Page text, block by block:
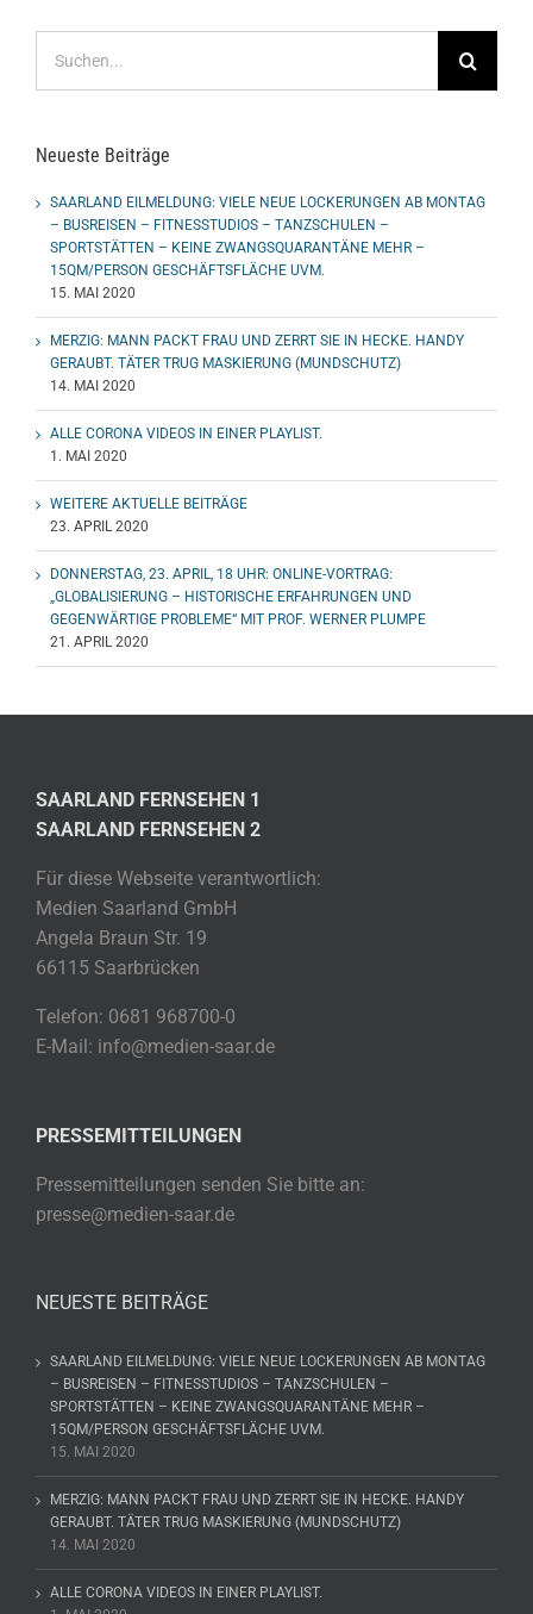
nach:
Neueste Beiträge
SAARLAND EILMELDUNG: VIELE NEUE LOCKERUNGEN AB MONTAG
– BUSREISEN – FITNESSTUDIOS – TANZSCHULEN –
SPORTSTÄTTEN – KEINE ZWANGSQUARANTÄNE MEHR –
15QM/PERSON GESCHÄFTSFLÄCHE UVM.
15. MAI 2020
MERZIG: MANN PACKT FRAU UND ZERRT SIE IN HECKE. HANDY
GERAUBT. TÄTER TRUG MASKIERUNG (MUNDSCHUTZ)
14. MAI 2020
ALLE CORONA VIDEOS IN EINER PLAYLIST.
1. MAI 2020
WEITERE AKTUELLE BEITRÄGE
23. APRIL 2020
DONNERSTAG, 23. APRIL, 18 UHR: ONLINE-VORTRAG:
„GLOBALISIERUNG – HISTORISCHE ERFAHRUNGEN UND
GEGENWÄRTIGE PROBLEME“ MIT PROF. WERNER PLUMPE
21. APRIL 2020
SAARLAND FERNSEHEN 1
SAARLAND FERNSEHEN 2
Für diese Webseite verantwortlich:
Medien Saarland GmbH
Angela Braun Str. 19
66115 Saarbrücken
Telefon: 0681 968700-0
E-Mail: info@medien-saar.de
PRESSEMITTEILUNGEN
Pressemitteilungen senden Sie bitte an:
presse@medien-saar.de
NEUESTE BEITRÄGE
SAARLAND EILMELDUNG: VIELE NEUE LOCKERUNGEN AB MONTAG
– BUSREISEN – FITNESSTUDIOS – TANZSCHULEN –
SPORTSTÄTTEN – KEINE ZWANGSQUARANTÄNE MEHR –
15QM/PERSON GESCHÄFTSFLÄCHE UVM.
15. MAI 2020
MERZIG: MANN PACKT FRAU UND ZERRT SIE IN HECKE. HANDY
GERAUBT. TÄTER TRUG MASKIERUNG (MUNDSCHUTZ)
14. MAI 2020
ALLE CORONA VIDEOS IN EINER PLAYLIST.